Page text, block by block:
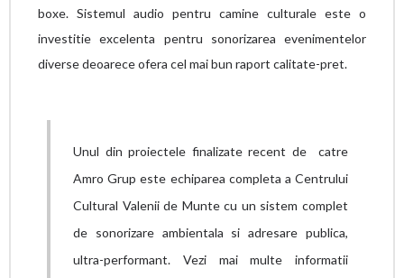
boxe. Sistemul audio pentru camine culturale este o
investitie excelenta pentru sonorizarea evenimentelor
diverse deoarece ofera cel mai bun raport calitate-pret.
Unul din proiectele finalizate recent de catre
Amro Grup este echiparea completa a Centrului
Cultural Valenii de Munte cu un sistem complet
de sonorizare ambientala si adresare publica,
ultra-performant. Vezi mai multe informatii